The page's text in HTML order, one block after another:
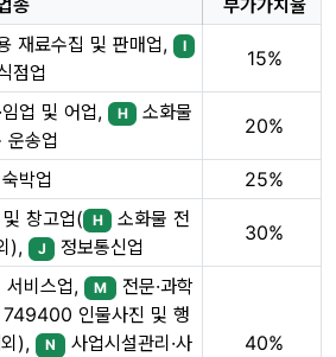
종 부가가치율
재료수집 및 판매업, I
점업
15%
업 및 어업, H
소화물
운송업
20%
박업 25%
창고업( H
소화물 전
),
J 정보통신업
30%
서비스업, M 전문·과학
인물사진 및 행
외), N 사업시설관리·사
40%